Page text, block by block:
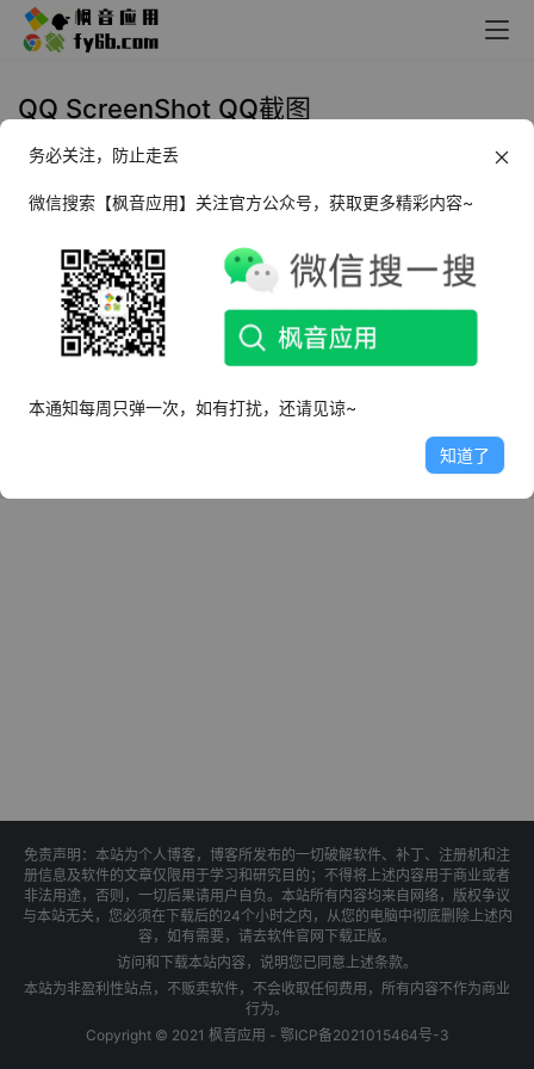
QQ ScreenShot QQ截图
Windows QQ ScreenShot QQ截图
v2.4.1 便捷版
2022年7月11日
免责声明：本站为个人博客，博客所发布的一切破解软件、补丁、注册机和注
册信息及软件的文章仅限用于学习和研究目的；不得将上述内容用于商业或者
非法用途，否则，一切后果请用户自负。本站所有内容均来自网络，版权争议
与本站无关，您必须在下载后的24个小时之内，从您的电脑中彻底删除上述内
容，如有需要，请去软件官网下载正版。
访问和下载本站内容，说明您已同意上述条款。
本站为非盈利性站点，不贩卖软件，不会收取任何费用，所有内容不作为商业
行为。
Copyright © 2021 枫音应用 - 鄂ICP备2021015464号-3
务必关注，防止走丢
微信搜索【枫音应用】关注官方公众号，获取更多精彩内容~
本通知每周只弹一次，如有打扰，还请见谅~
知道了